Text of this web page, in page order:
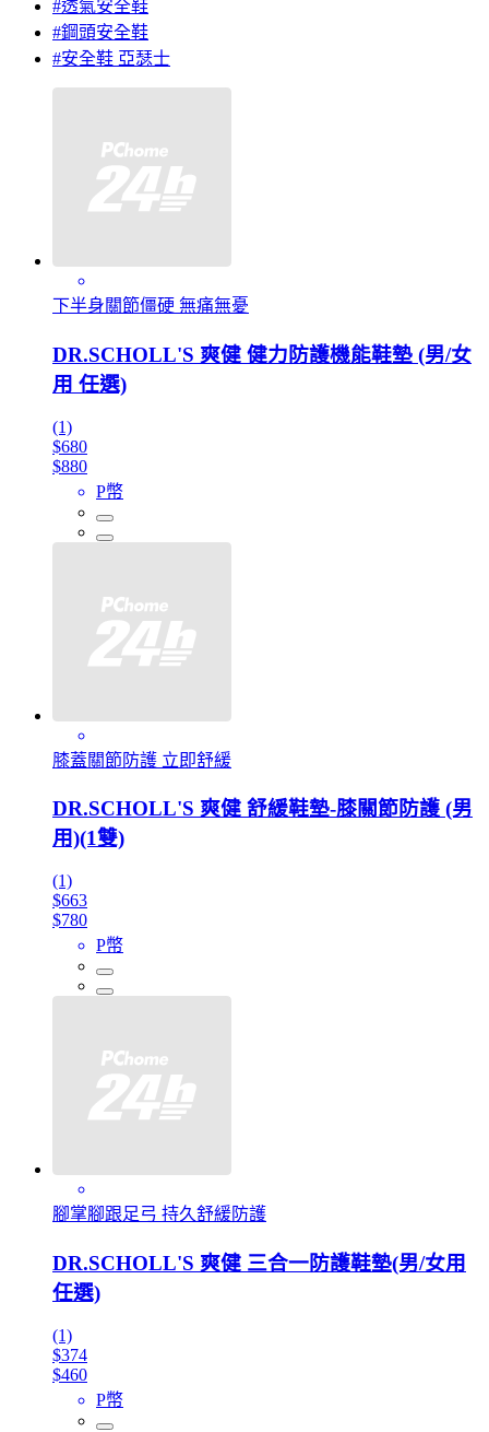
#透氣安全鞋
#鋼頭安全鞋
#安全鞋 亞瑟士
下半身關節僵硬 無痛無憂
DR.SCHOLL'S 爽健 健力防護機能鞋墊 (男/女
用 任選)
(1)
$680
$880
P幣
膝蓋關節防護 立即舒緩
DR.SCHOLL'S 爽健 舒緩鞋墊-膝關節防護 (男
用)(1雙)
(1)
$663
$780
P幣
腳掌腳跟足弓 持久舒緩防護
DR.SCHOLL'S 爽健 三合一防護鞋墊(男/女用
任選)
(1)
$374
$460
P幣